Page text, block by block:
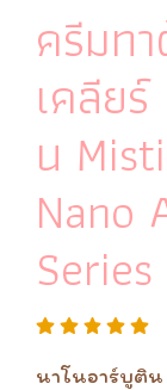
ครีมท
เคลีย
น
Nano
Series
นาโนอาร์บูติน